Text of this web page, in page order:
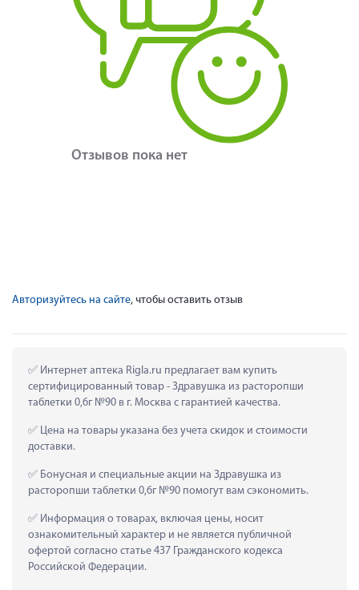
Отзывов пока нет
Авторизуйтесь на сайте, чтобы оставить отзыв
Интернет аптека Rigla.ru предлагает вам купить
сертифицированный товар - Здравушка из расторопши
таблетки 0,6г №90 в г. Москва с гарантией качества.
Цена на товары указана без учета скидок и стоимости
доставки.
Бонусная и специальные акции на Здравушка из
расторопши таблетки 0,6г №90 помогут вам сэкономить.
Информация о товарах, включая цены, носит
ознакомительный характер и не является публичной
офертой согласно статье 437 Гражданского кодекса
Российской Федерации.